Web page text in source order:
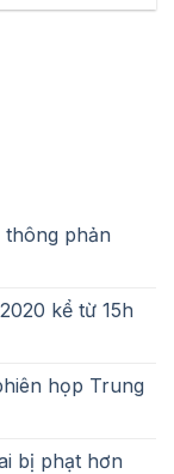
thông phản
kể từ 15h
họp Trung
bị phạt hơn